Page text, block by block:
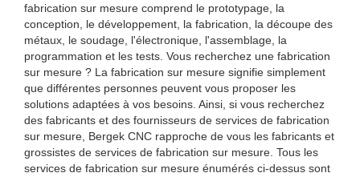
fabrication sur mesure comprend le prototypage, la
conception, le développement, la fabrication, la découpe des
métaux, le soudage, l'électronique, l'assemblage, la
programmation et les tests. Vous recherchez une fabrication
sur mesure ? La fabrication sur mesure signifie simplement
que différentes personnes peuvent vous proposer les
solutions adaptées à vos besoins. Ainsi, si vous recherchez
des fabricants et des fournisseurs de services de fabrication
sur mesure, Bergek CNC rapproche de vous les fabricants et
grossistes de services de fabrication sur mesure. Tous les
services de fabrication sur mesure énumérés ci-dessus sont